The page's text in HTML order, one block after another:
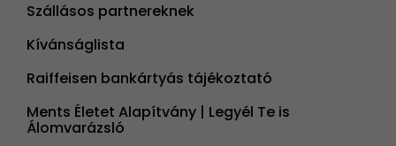
Szállásos partnereknek
Kívánságlista
Raiffeisen bankártyás tájékoztató
Ments Életet Alapítvány | Legyél Te is
Álomvarázsló